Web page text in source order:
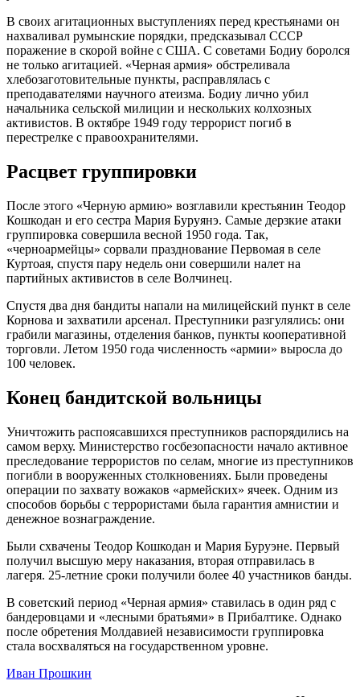
В своих агитационных выступлениях перед крестьянами он
нахваливал румынские порядки, предсказывал СССР
поражение в скорой войне с США. С советами Бодиу боролся
не только агитацией. «Черная армия» обстреливала
хлебозаготовительные пункты, расправлялась с
преподавателями научного атеизма. Бодиу лично убил
начальника сельской милиции и нескольких колхозных
активистов. В октябре 1949 году террорист погиб в
перестрелке с правоохранителями.
Расцвет группировки
После этого «Черную армию» возглавили крестьянин Теодор
Кошкодан и его сестра Мария Буруянэ. Самые дерзкие атаки
группировка совершила весной 1950 года. Так,
«черноармейцы» сорвали празднование Первомая в селе
Куртоая, спустя пару недель они совершили налет на
партийных активистов в селе Волчинец.
Спустя два дня бандиты напали на милицейский пункт в селе
Корнова и захватили арсенал. Преступники разгулялись: они
грабили магазины, отделения банков, пункты кооперативной
торговли. Летом 1950 года численность «армии» выросла до
100 человек.
Конец бандитской вольницы
Уничтожить распоясавшихся преступников распорядились на
самом верху. Министерство госбезопасности начало активное
преследование террористов по селам, многие из преступников
погибли в вооруженных столкновениях. Были проведены
операции по захвату вожаков «армейских» ячеек. Одним из
способов борьбы с террористами была гарантия амнистии и
денежное вознаграждение.
Были схвачены Теодор Кошкодан и Мария Буруэне. Первый
получил высшую меру наказания, вторая отправилась в
лагеря. 25-летние сроки получили более 40 участников банды.
В советский период «Черная армия» ставилась в один ряд с
бандеровцами и «лесными братьями» в Прибалтике. Однако
после обретения Молдавией независимости группировка
стала восхваляться на государственном уровне.
Иван Прошкин